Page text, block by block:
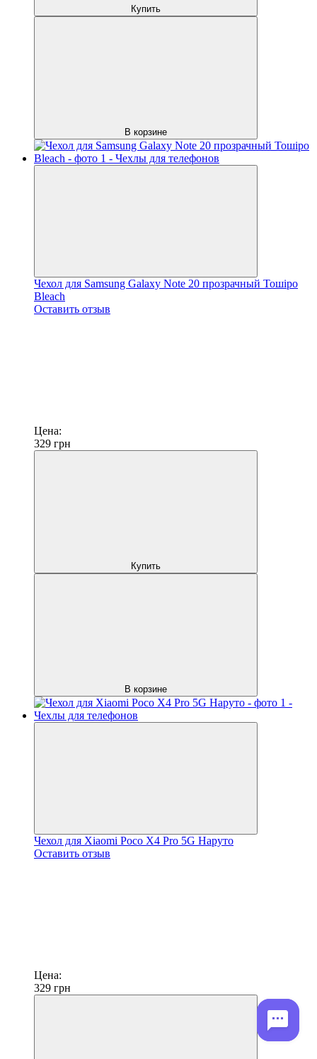
Купить
В корзине
Чехол для Samsung Galaxy Note 20 прозрачный Тошіро
Bleach
Оставить отзыв
Цена:
329 грн
Купить
В корзине
Чехол для Xiaomi Poco X4 Pro 5G Наруто
Оставить отзыв
Цена:
329 грн